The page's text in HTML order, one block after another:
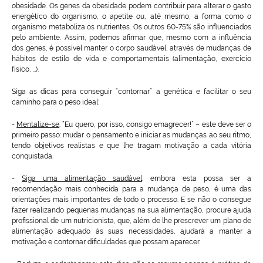
obesidade. Os genes da obesidade podem contribuir para alterar o gasto
energético do organismo, o apetite ou, até mesmo, a forma como o
organismo metaboliza os nutrientes. Os outros 60-75% são influenciados
pelo ambiente. Assim, podemos afirmar que, mesmo com a influência
dos genes, é possível manter o corpo saudável, através de mudanças de
hábitos de estilo de vida e comportamentais (alimentação, exercício
físico, …).
Siga as dicas para conseguir “contornar” a genética e facilitar o seu
caminho para o peso ideal:
- Mentalize-se: “Eu quero, por isso, consigo emagrecer!” – este deve ser o
primeiro passo: mudar o pensamento e iniciar as mudanças ao seu ritmo,
tendo objetivos realistas e que lhe tragam motivação a cada vitória
conquistada.
- Siga uma alimentação saudável: embora esta possa ser a
recomendação mais conhecida para a mudança de peso, é uma das
orientações mais importantes de todo o processo. E se não o consegue
fazer realizando pequenas mudanças na sua alimentação, procure ajuda
profissional de um nutricionista, que, além de lhe prescrever um plano de
alimentação adequado às suas necessidades, ajudará a manter a
motivação e contornar dificuldades que possam aparecer.